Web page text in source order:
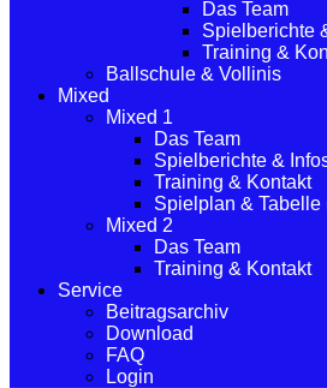
Das Team
Spielberichte
Training &
Ballschule & Vollinis
Mixed
Mixed 1
Das Team
Spielberichte &
Training & Kontakt
Spielplan & Tabelle
Mixed 2
Das Team
Training & Kontakt
Service
Beitragsarchiv
Download
FAQ
Login